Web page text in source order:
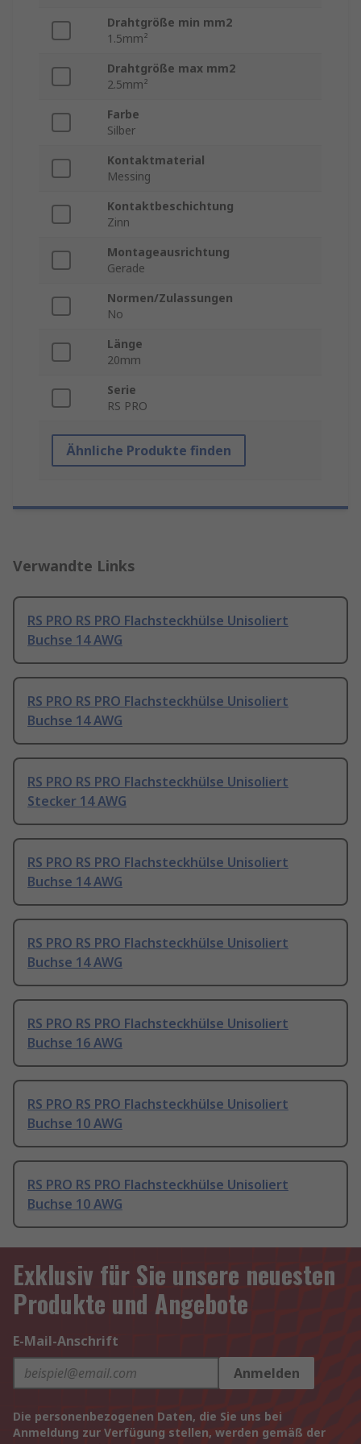
Drahtgröße min mm2
1.5mm²
Drahtgröße max mm2
2.5mm²
Farbe
Silber
Kontaktmaterial
Messing
Kontaktbeschichtung
Zinn
Montageausrichtung
Gerade
Normen/Zulassungen
No
Länge
20mm
Serie
RS PRO
Ähnliche Produkte finden
Verwandte Links
RS PRO RS PRO Flachsteckhülse Unisoliert
Buchse 14 AWG
RS PRO RS PRO Flachsteckhülse Unisoliert
Buchse 14 AWG
RS PRO RS PRO Flachsteckhülse Unisoliert
Stecker 14 AWG
RS PRO RS PRO Flachsteckhülse Unisoliert
Buchse 14 AWG
RS PRO RS PRO Flachsteckhülse Unisoliert
Buchse 14 AWG
RS PRO RS PRO Flachsteckhülse Unisoliert
Buchse 16 AWG
RS PRO RS PRO Flachsteckhülse Unisoliert
Buchse 10 AWG
RS PRO RS PRO Flachsteckhülse Unisoliert
Buchse 10 AWG
Exklusiv für Sie unsere neuesten
Produkte und Angebote
E-Mail-Anschrift
Anmelden
Die personenbezogenen Daten, die Sie uns bei
Anmeldung zur Verfügung stellen, werden gemäß der